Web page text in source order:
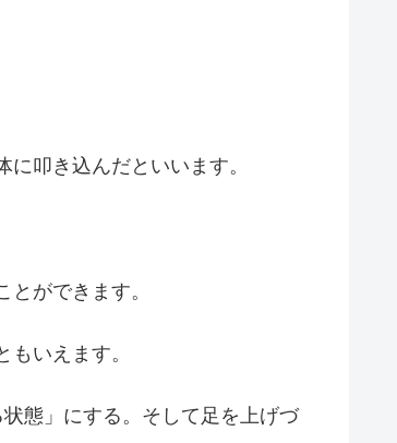
叩き込んだといいます。
ができます。
いえます。
態」にする。そして足を上げづ